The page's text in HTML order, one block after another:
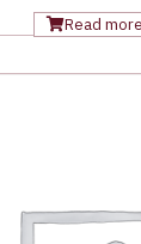
Read more